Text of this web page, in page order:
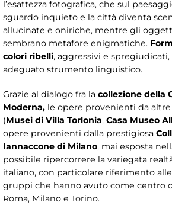
l’esattezza fotografica, che sul
sguardo inquieto e la città diventa
allucinate e oniriche, mentre gli
sembrano metafore enigmatiche.
colori ribelli, aggressivi e
adeguato strumento linguistico.
Grazie al dialogo fra la collezione della
Moderna, le opere provenienti da
(Musei di Villa Torlonia, Casa Museo
opere provenienti dalla prestigiosa
Iannaccone di Milano, mai esposta
possibile ripercorrere la variegata
italiano, con particolare riferimento
gruppi che hanno avuto come centro
Roma, Milano e Torino.